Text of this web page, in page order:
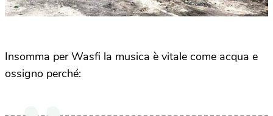
Insomma per Wasfi la musica è vitale come acqua e
ossigno perché: